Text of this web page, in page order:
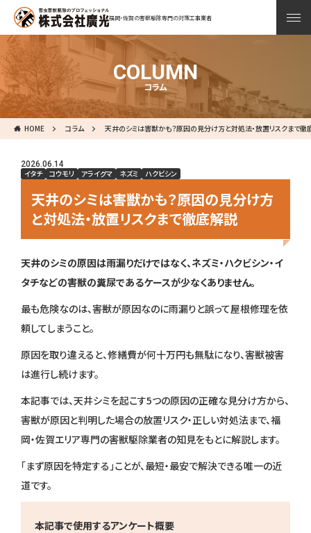
福岡・佐賀の害獣駆除専門の対策工事業者
COLUMN
コラム
HOME コラム 天井のシミは害獣かも？原因の見分け方と対処法・放置リスクまで徹
2026.06.14
イタチ コウモリ アライグマ ネズミ ハクビシン
天井のシミは害獣かも？原因の見分け方
と対処法・放置リスクまで徹底解説
天井のシミの原因は雨漏りだけではなく、ネズミ・ハクビシン・イ
タチなどの害獣の糞尿であるケースが少なくありません。
最も危険なのは、害獣が原因なのに雨漏りと誤って屋根修理を依
頼してしまうこと。
原因を取り違えると、修繕費が何十万円も無駄になり、害獣被害
は進行し続けます。
本記事では、天井シミを起こす5つの原因の正確な見分け方から、
害獣が原因と判明した場合の放置リスク・正しい対処法まで、福
岡・佐賀エリア専門の害獣駆除業者の知見をもとに解説します。
「まず原因を特定する」ことが、最短・最安で解決できる唯一の近
道です。
本記事で使用するアンケート概要